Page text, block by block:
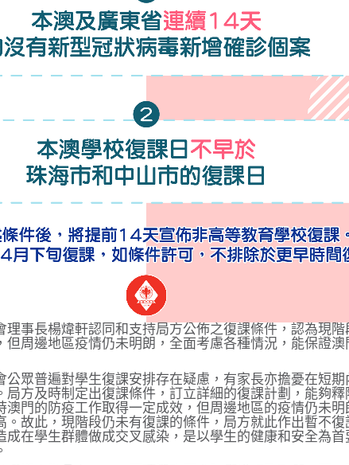
理事長楊煒軒認同和支持局方公佈之復課條件，認為現階
但周邊地區疫情仍未明朗，全面考慮各種情況，能保證澳
公眾普遍對學生復課安排存在疑慮，有家長亦擔憂在短期
局方及時制定出復課條件，訂立詳細的復課計劃，能夠釋
澳門的防疫工作取得一定成效，但周邊地區的疫情仍未明
。故此，現階段仍未有復課的條件，局方就此作出暫不復
成在學生群體做成交叉感染，是以學生的健康和安全為首